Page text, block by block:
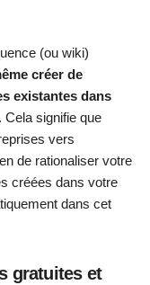
(ou wiki)
créer de
existantes dans
Cela signifie que
vers
de rationaliser votre
créées dans votre
dans cet
gratuites et